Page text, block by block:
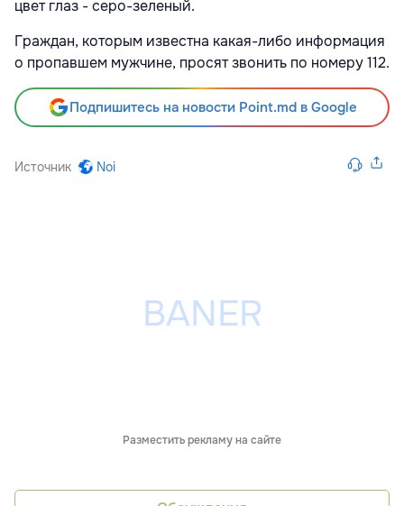
цвет глаз - серо-зеленый.
Граждан, которым известна какая-либо информация
о пропавшем мужчине, просят звонить по номеру 112.
Подпишитесь на новости Point.md в Google
Источник Noi
Разместить рекламу на сайте